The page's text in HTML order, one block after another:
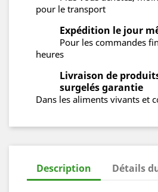
pour le transport
Expédition le jour
Pour les commandes
heures
Livraison de
surgelés garantie
Dans les aliments vivants et
Description Détails